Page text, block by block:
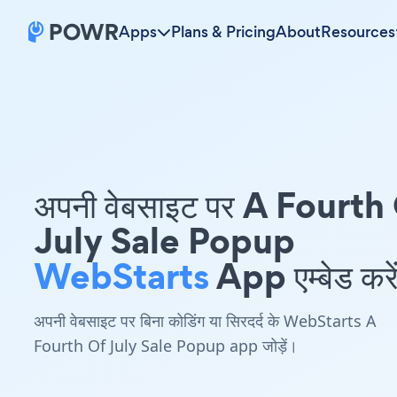
Apps Plans & PricingAboutResources
अपनी वेबसाइट पर A
July Sale Popup
WebStartsApp एम्बेड
अपनी वेबसाइट पर बिना कोडिंग या सिरदर्द के WebStarts A
Fourth Of July Sale Popup app जोड़ें।